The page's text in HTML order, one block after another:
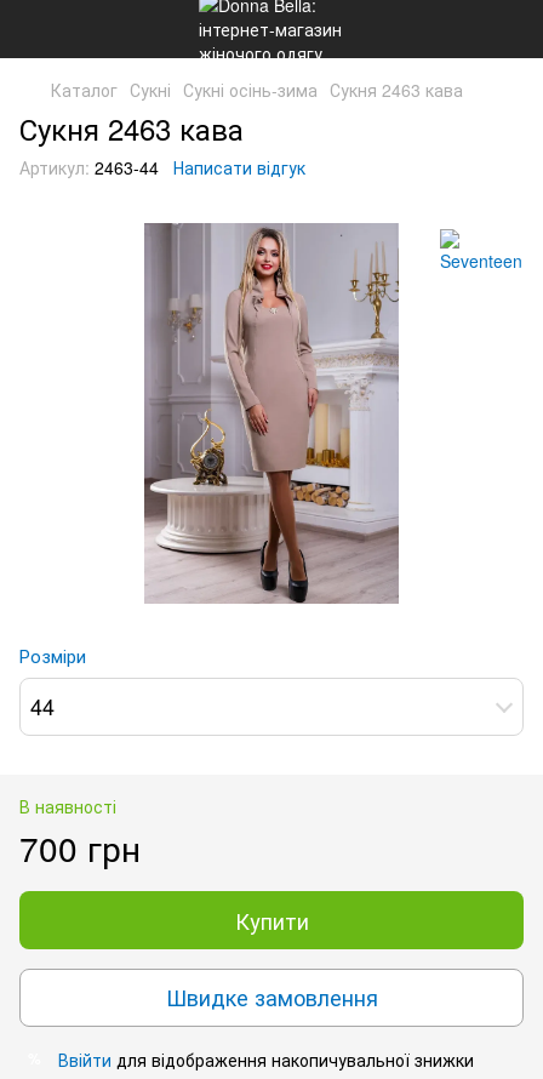
Каталог Сукні Сукні осінь-зима Сукня 2463 кава
Сукня 2463 кава
Артикул: 2463-44 Написати відгук
Розміри
44
В наявності
700 грн
Купити
Швидке замовлення
Ввійти для відображення накопичувальної знижки